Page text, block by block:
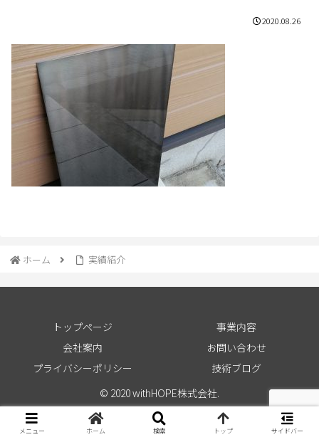
2020.08.26
ホーム 実績紹介
トップページ
事業内容
会社案内
お問い合わせ
プライバシーポリシー
技術ブログ
© 2020 withHOPE株式会社.
メニュー ホーム 検索 トップ サイドバー